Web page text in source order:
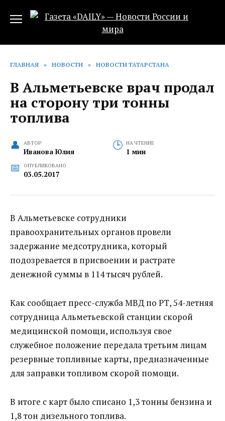
ГЛАВНАЯ » НОВОСТИ » НОВОСТИ ТАТАРСТАНА
В Альметьевске врач продал
на сторону три тонны
топлива
АВТОР
Иванова Юлия
НА ЧТЕНИЕ
1 мин
ОПУБЛИКОВАНО
03.05.2017
В Альметьевске сотрудники
правоохранительных органов провели
задержание медсотрудника, который
подозревается в присвоении и растрате
денежной суммы в 114 тысяч рублей.
Как сообщает пресс-служба МВД по РТ, 54-летняя
сотрудница Альметьевской станции скорой
медицинской помощи, используя свое
служебное положение передала третьим лицам
резервные топливные карты, предназначенные
для заправки топливом скорой помощи.
В итоге с карт было списано 1,3 тонны бензина и
1,8 тон дизельного топлива.